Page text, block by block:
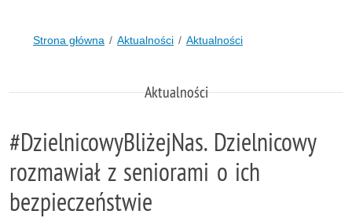
Strona główna Aktualności Aktualności
Aktualności
#DzielnicowyBliżejNas. Dzielnicowy
rozmawiał z seniorami o ich
bezpieczeństwie